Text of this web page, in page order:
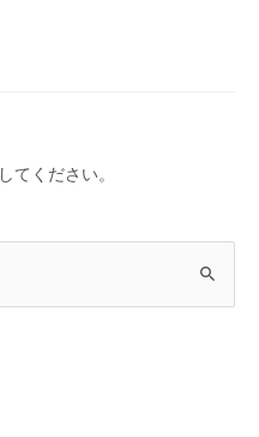
してください。